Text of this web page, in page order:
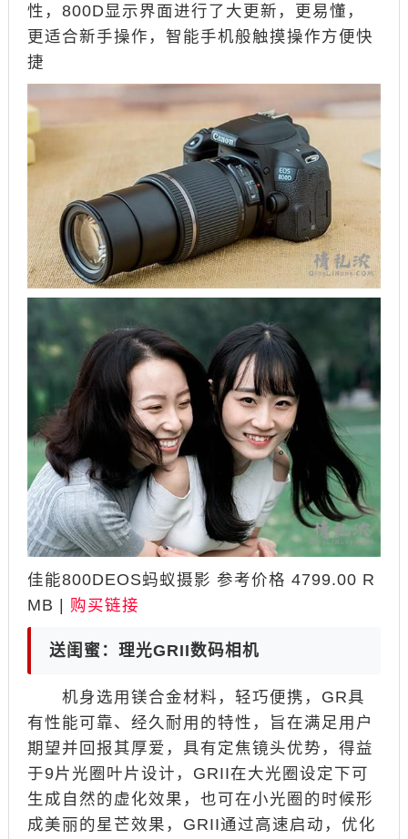
性，800D显示界面进行了大更新，更易懂，
更适合新手操作，智能手机般触摸操作方便快
捷
佳能800DEOS蚂蚁摄影 参考价格 4799.00 R
MB | 购买链接
送闺蜜：理光GRII数码相机
机身选用镁合金材料，轻巧便携，GR具
有性能可靠、经久耐用的特性，旨在满足用户
期望并回报其厚爱，具有定焦镜头优势，得益
于9片光圈叶片设计，GRII在大光圈设定下可
生成自然的虚化效果，也可在小光圈的时候形
成美丽的星芒效果，GRII通过高速启动，优化